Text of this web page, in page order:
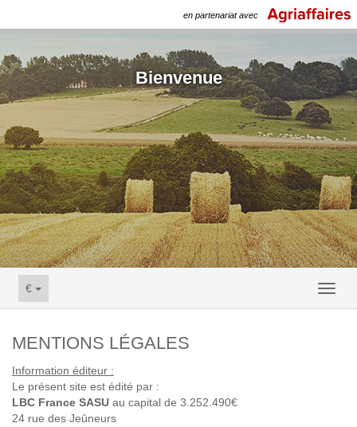
en partenariat avec
Bienvenue
€
MENTIONS LÉGALES
Information éditeur :
Le présent site est édité par :
LBC France SASU au capital de 3.252.490€
24 rue des Jeûneurs